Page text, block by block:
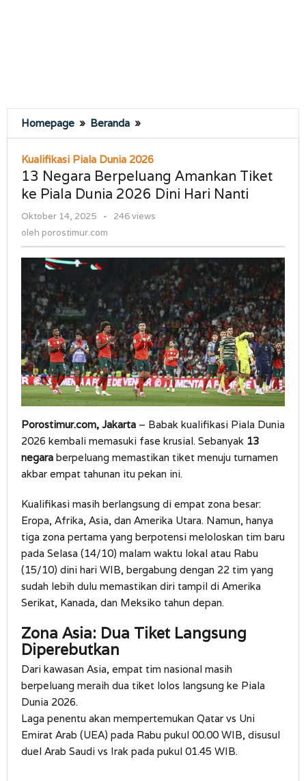
Homepage » Beranda »
Negara
Berpeluang
Amankan
Tiket
ke
Piala
2026
Dini
Hari
Nanti
Kualifikasi Piala Dunia 2026
13 Negara Berpeluang Amankan Tiket
ke Piala Dunia 2026 Dini Hari Nanti
Oktober 14, 2025
oleh
-
246 views
oleh porostimur.com
Porostimur.com, Jakarta – Babak kualifikasi Piala Dunia
2026 kembali memasuki fase krusial. Sebanyak 13
negara berpeluang memastikan tiket menuju turnamen
akbar empat tahunan itu pekan ini.
Kualifikasi masih berlangsung di empat zona besar:
Eropa, Afrika, Asia, dan Amerika Utara. Namun, hanya
tiga zona pertama yang berpotensi meloloskan tim baru
pada Selasa (14/10) malam waktu lokal atau Rabu
(15/10) dini hari WIB, bergabung dengan 22 tim yang
sudah lebih dulu memastikan diri tampil di Amerika
Serikat, Kanada, dan Meksiko tahun depan.
Zona Asia: Dua Tiket Langsung
Diperebutkan
Dari kawasan Asia, empat tim nasional masih
berpeluang meraih dua tiket lolos langsung ke Piala
Dunia 2026.
Laga penentu akan mempertemukan Qatar vs Uni
Emirat Arab (UEA) pada Rabu pukul 00.00 WIB, disusul
duel Arab Saudi vs Irak pada pukul 01.45 WIB.